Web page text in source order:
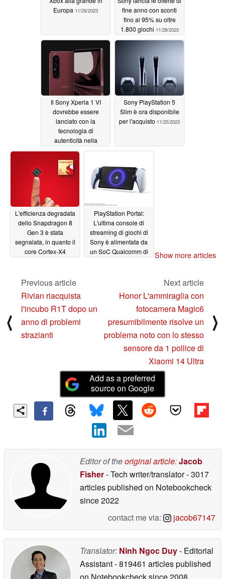
Europa 11/29/2023
fine anno con sconti
fino al 95% su oltre
1.800 giochi 11/28/2023
Il Sony Xperia 1 VI
dovrebbe essere
lanciato con la
tecnologia di
autenticità nella
fotocamera
Sony PlayStation 5
Slim è ora disponibile
per l'acquisto 11/25/2023
L'efficienza degradata
dello Snapdragon 8
Gen 3 è stata
segnalata, in quanto il
core Cortex-X4
più di prestazioni
11/23/2023
PlayStation Portal:
L'ultima console di
streaming di giochi di
Sony è alimentata da
un SoC Qualcomm di
Show more articles
⟨
Previous article
Rivian riacquista
l'incubo R1T dopo un
anno di problemi
strazianti
Next article
Honor L'ammiraglia con
fotocamera Magic6
presumibilmente risolve un
problema noto con lo stesso
sensore da 1 pollice di
Xiaomi 14 Ultra
⟩
Add as a preferred
source on Google
Editor of theoriginal article:Jacob
Fisher- Tech writer/translator- 3017
articles published on Notebookcheck
since 2022
contact me via:
jacob67147
Translator: Ninh Ngoc Duy- Editorial
Assistant- 819461 articles published
on Notebookchecksince 2008